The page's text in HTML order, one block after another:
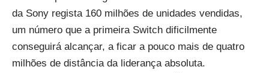
da Sony regista 160 milhões de unidades vendidas,
um número que a primeira Switch dificilmente
conseguirá alcançar, a ficar a pouco mais de quatro
milhões de distância da liderança absoluta.